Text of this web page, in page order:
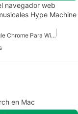
navegador web
Hype Machine
Extensión De Google Chrome Para Windows 10
en Mac